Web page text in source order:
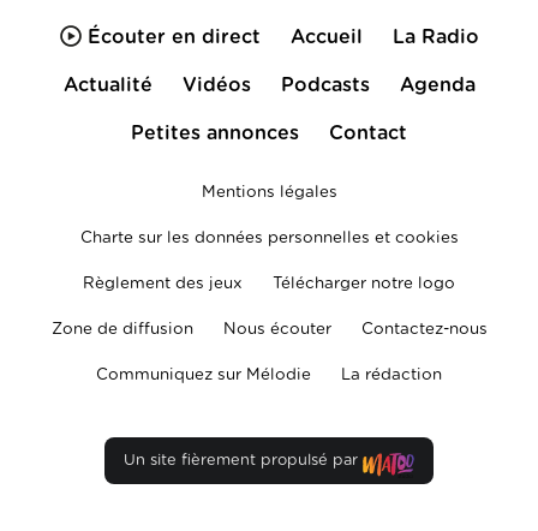
Écouter en direct Accueil La Radio
Actualité Vidéos Podcasts Agenda
Petites annonces Contact
Mentions légales
Charte sur les données personnelles et cookies
Règlement des jeux Télécharger notre logo
Zone de diffusion Nous écouter Contactez-nous
Communiquez sur Mélodie La rédaction
Un site fièrement propulsé par